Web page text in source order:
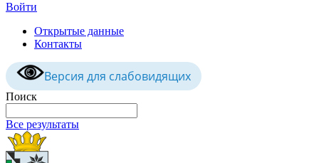
Войти
Открытые данные
Контакты
Версия для слабовидящих
Поиск
Все результаты